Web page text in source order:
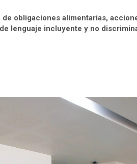
obligaciones alimentarias,
lenguaje incluyente y no